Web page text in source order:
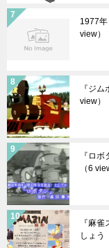
1977年
view）
『ジ
view）
『ロ
（6
『麻
しょう